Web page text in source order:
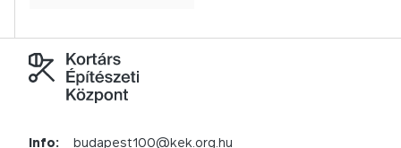
Info: budapest100@kek.org.hu